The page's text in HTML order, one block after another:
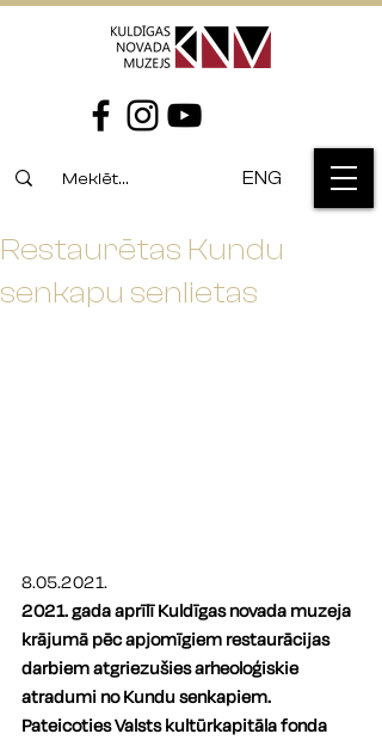
ENG
Restaurētas Kundu
senkapu senlietas
8.05.2021.
2021. gada aprīlī Kuldīgas novada muzeja
krājumā pēc apjomīgiem restaurācijas
darbiem atgriezušies arheoloģiskie
atradumi no Kundu senkapiem.
Pateicoties Valsts kultūrkapitāla fonda